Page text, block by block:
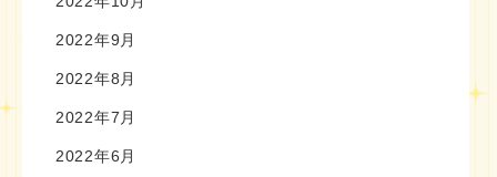
2022年9月
2022年8月
2022年7月
2022年6月